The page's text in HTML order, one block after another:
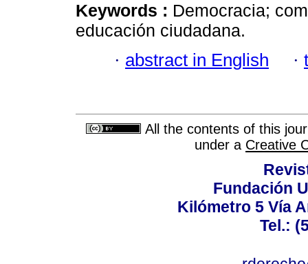
Keywords : Democracia;
educación ciudadana.
· abstract in English ·
All the contents of this
under a Creative
Fundación
Kilómetro 5 Vía
Tel.: